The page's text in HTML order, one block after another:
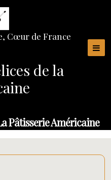
Cœur de France
de la
Pâtisserie Américaine